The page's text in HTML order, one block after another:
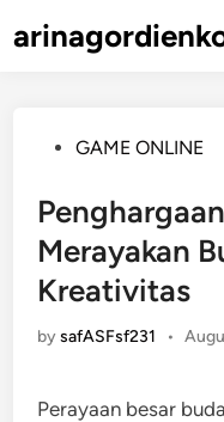
to
PostedGAME ONLINE
Merayakan
Kreativitas
bysafASFsf231 •
Perayaan besar